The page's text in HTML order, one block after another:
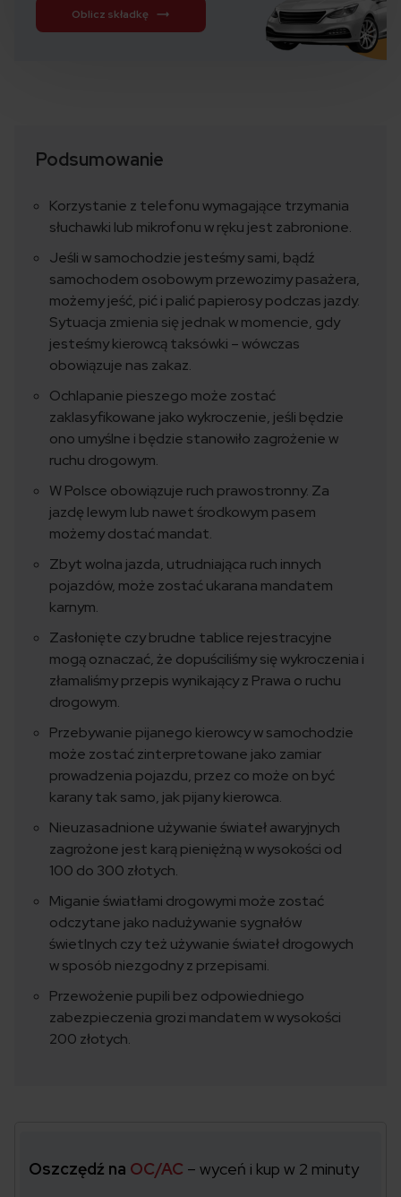
Oblicz składkę
Podsumowanie
Korzystanie z telefonu wymagające trzymania
słuchawki lub mikrofonu w ręku jest zabronione.
Jeśli w samochodzie jesteśmy sami, bądź
samochodem osobowym przewozimy pasażera,
możemy jeść, pić i palić papierosy podczas jazdy.
Sytuacja zmienia się jednak w momencie, gdy
jesteśmy kierowcą taksówki – wówczas
obowiązuje nas zakaz.
Ochlapanie pieszego może zostać
zaklasyfikowane jako wykroczenie, jeśli będzie
ono umyślne i będzie stanowiło zagrożenie w
ruchu drogowym.
W Polsce obowiązuje ruch prawostronny. Za
jazdę lewym lub nawet środkowym pasem
możemy dostać mandat.
Zbyt wolna jazda, utrudniająca ruch innych
pojazdów, może zostać ukarana mandatem
karnym.
Zasłonięte czy brudne tablice rejestracyjne
mogą oznaczać, że dopuściliśmy się wykroczenia i
złamaliśmy przepis wynikający z Prawa o ruchu
drogowym.
Przebywanie pijanego kierowcy w samochodzie
może zostać zinterpretowane jako zamiar
prowadzenia pojazdu, przez co może on być
karany tak samo, jak pijany kierowca.
Nieuzasadnione używanie świateł awaryjnych
zagrożone jest karą pieniężną w wysokości od
100 do 300 złotych.
Miganie światłami drogowymi może zostać
odczytane jako nadużywanie sygnałów
świetlnych czy też używanie świateł drogowych
w sposób niezgodny z przepisami.
Przewożenie pupili bez odpowiedniego
zabezpieczenia grozi mandatem w wysokości
200 złotych.
Oszczędź na OC/AC – wyceń i kup w 2 minuty